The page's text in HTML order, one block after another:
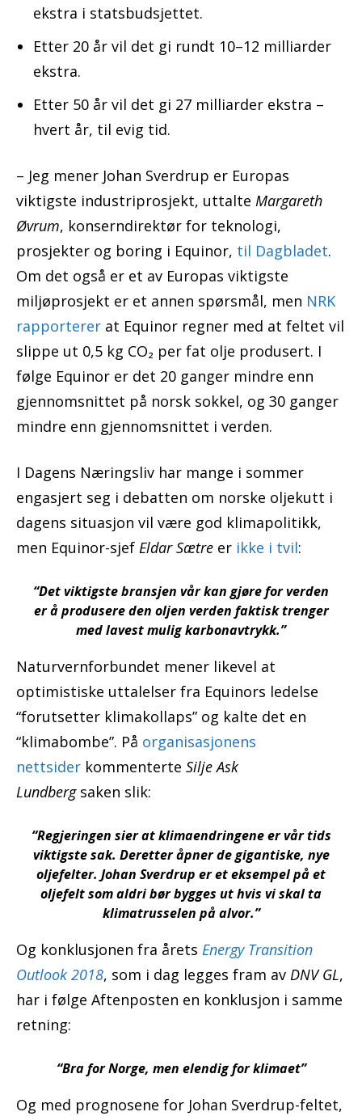
ekstra i statsbudsjettet.
Etter 20 år vil det gi rundt 10–12 milliarder
ekstra.
Etter 50 år vil det gi 27 milliarder ekstra –
hvert år, til evig tid.
– Jeg mener Johan Sverdrup er Europas
viktigste industriprosjekt, uttalte Margareth
Øvrum, konserndirektør for teknologi,
prosjekter og boring i Equinor, til Dagbladet.
Om det også er et av Europas viktigste
miljøprosjekt er et annen spørsmål, men NRK
rapporterer at Equinor regner med at feltet vil
slippe ut 0,5 kg CO₂ per fat olje produsert. I
følge Equinor er det 20 ganger mindre enn
gjennomsnittet på norsk sokkel, og 30 ganger
mindre enn gjennomsnittet i verden.
I Dagens Næringsliv har mange i sommer
engasjert seg i debatten om norske oljekutt i
dagens situasjon vil være god klimapolitikk,
men Equinor-sjef Eldar Sætre er ikke i tvil:
“Det viktigste bransjen vår kan gjøre for verden
er å produsere den oljen verden faktisk trenger
med lavest mulig karbonavtrykk.”
Naturvernforbundet mener likevel at
optimistiske uttalelser fra Equinors ledelse
“forutsetter klimakollaps” og kalte det en
“klimabombe”. På organisasjonens
nettsider kommenterte Silje Ask
Lundbergsaken slik:
“Regjeringen sier at klimaendringene er vår tids
viktigste sak. Deretter åpner de gigantiske, nye
oljefelter. Johan Sverdrup er et eksempel på et
oljefelt som aldri bør bygges ut hvis vi skal ta
klimatrusselen på alvor.”
Og konklusjonen fra årets Energy Transition
Outlook 2018, som i dag legges fram av DNV GL,
har i følge Aftenposten en konklusjon i samme
retning:
“Bra for Norge, men elendig for klimaet”
Og med prognosene for Johan Sverdrup-feltet,